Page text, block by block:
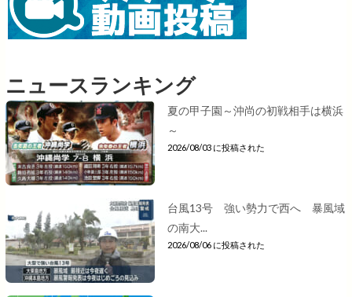
ニュースランキング
夏の甲子園～沖尚の初戦相手は横浜
～
2026/08/03 に投稿された
台風13号 強い勢力で西へ 暴風域
の南大...
2026/08/06 に投稿された